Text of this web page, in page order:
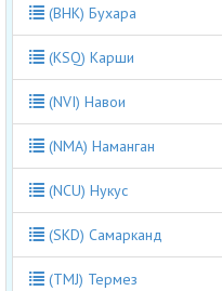
(BHK) Бухара
(KSQ) Карши
(NVI) Навои
(NMA) Наманган
(NCU) Нукус
(SKD) Самарканд
(TMJ) Термез